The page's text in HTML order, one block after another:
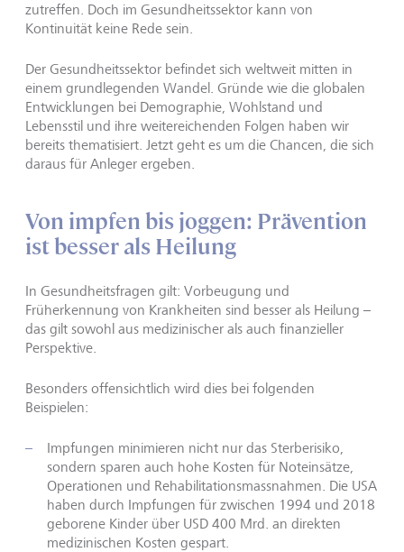
zutreffen. Doch im Gesundheitssektor kann von
Kontinuität keine Rede sein.
Der Gesundheitssektor befindet sich weltweit mitten in
einem grundlegenden Wandel. Gründe wie die globalen
Entwicklungen bei Demographie, Wohlstand und
Lebensstil und ihre weitereichenden Folgen haben wir
bereits thematisiert. Jetzt geht es um die Chancen, die sich
daraus für Anleger ergeben.
Von impfen bis joggen: Prävention
ist besser als Heilung
In Gesundheitsfragen gilt: Vorbeugung und
Früherkennung von Krankheiten sind besser als Heilung –
das gilt sowohl aus medizinischer als auch finanzieller
Perspektive.
Besonders offensichtlich wird dies bei folgenden
Beispielen:
Impfungen minimieren nicht nur das Sterberisiko,
sondern sparen auch hohe Kosten für Noteinsätze,
Operationen und Rehabilitationsmassnahmen. Die USA
haben durch Impfungen für zwischen 1994 und 2018
geborene Kinder über USD 400 Mrd. an direkten
medizinischen Kosten gespart.